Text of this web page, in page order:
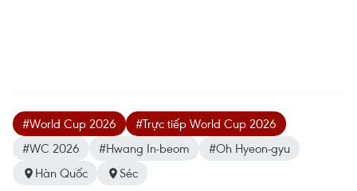
#World Cup 2026
#Trực tiếp World Cup 2026
#WC 2026
#Hwang In-beom
#Oh Hyeon-gyu
Hàn Quốc
Séc